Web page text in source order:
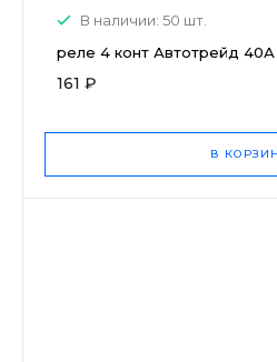
В наличии: 50 шт.
реле 4 конт Автотрейд 40А
161 ₽
В